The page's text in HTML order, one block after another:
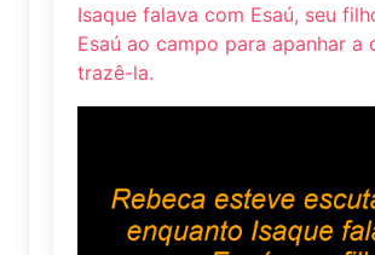
Isaque falava com Esaú, seu
Esaú ao campo para apanhar a
trazê-la.